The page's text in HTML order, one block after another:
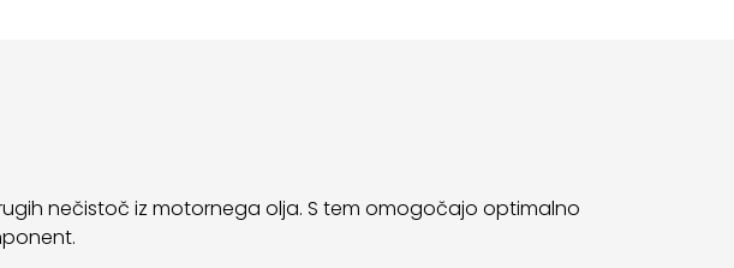
nečistoč iz motornega olja. S tem omogočajo optimalno